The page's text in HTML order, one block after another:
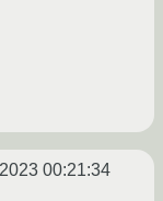
00:21:34